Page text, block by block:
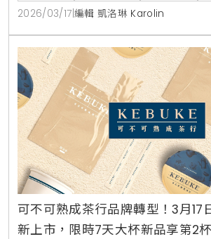
月親子活動。
2026/03/17 編輯 凱洛琳 Karolin
可不可熟成茶行品牌轉型！3月17
新上市，限時7天大杯新品享第2